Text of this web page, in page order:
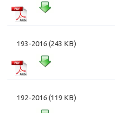
193-2016 (243 KB)
192-2016 (119 KB)